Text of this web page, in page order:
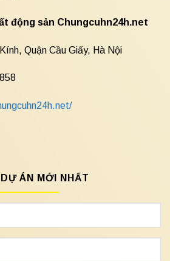
động sản Chungcuhn24h.net
Quận Cầu Giấy, Hà Nội
ÁN MỚI NHẤT